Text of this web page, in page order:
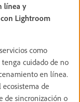
línea y
Lightroom
como
cuidado de no
en línea.
de
de sincronización o